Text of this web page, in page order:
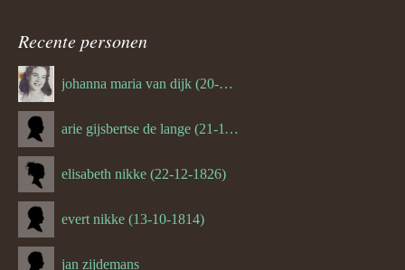
Recente personen
johanna maria van dijk (20-07-1939)
arie gijsbertse de lange (21-11-1675)
elisabeth nikke (22-12-1826)
evert nikke (13-10-1814)
jan zijdemans